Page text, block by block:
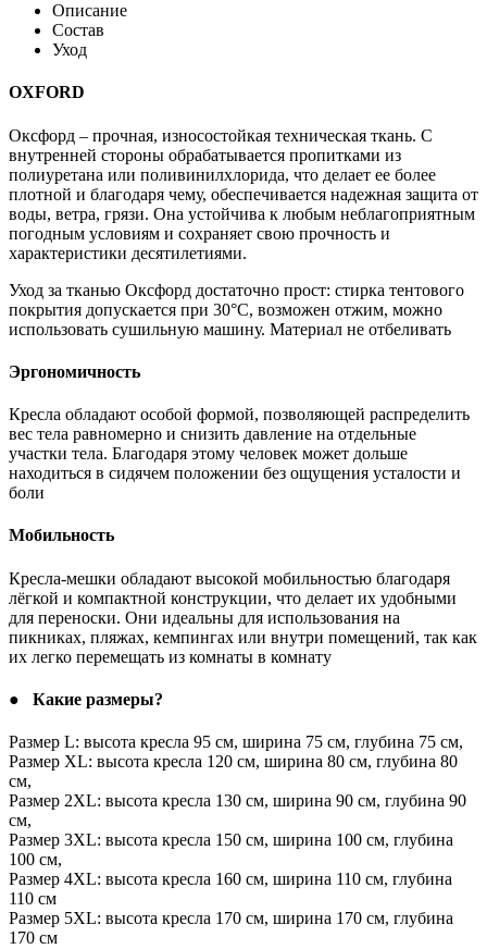
Описание
Состав
Уход
OXFORD
Оксфорд – прочная, износостойкая техническая ткань. С
внутренней стороны обрабатывается пропитками из
полиуретана или поливинилхлорида, что делает ее более
плотной и благодаря чему, обеспечивается надежная защита от
воды, ветра, грязи. Она устойчива к любым неблагоприятным
погодным условиям и сохраняет свою прочность и
характеристики десятилетиями.
Уход за тканью Оксфорд достаточно прост: стирка тентового
покрытия допускается при 30°С, возможен отжим, можно
использовать сушильную машину. Материал не отбеливать
Эргономичность
Кресла обладают особой формой, позволяющей распределить
вес тела равномерно и снизить давление на отдельные
участки тела. Благодаря этому человек может дольше
находиться в сидячем положении без ощущения усталости и
боли
Мобильность
Кресла-мешки обладают высокой мобильностью благодаря
лёгкой и компактной конструкции, что делает их удобными
для переноски. Они идеальны для использования на
пикниках, пляжах, кемпингах или внутри помещений, так как
их легко перемещать из комнаты в комнату
● Какие размеры?
Размер L: высота кресла 95 см, ширина 75 см, глубина 75 см,
Размер XL: высота кресла 120 см, ширина 80 см, глубина 80
см,
Размер 2XL: высота кресла 130 см, ширина 90 см, глубина 90
см,
Размер 3XL: высота кресла 150 см, ширина 100 см, глубина
100 см,
Размер 4XL: высота кресла 160 см, ширина 110 см, глубина
110 см
Размер 5XL: высота кресла 170 см, ширина 170 см, глубина
170 см